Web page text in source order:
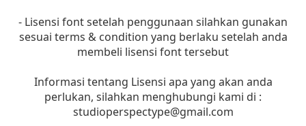
- Lisensi font setelah penggunaan silahkan gunakan
sesuai terms & condition yang berlaku setelah anda
membeli lisensi font tersebut
Informasi tentang Lisensi apa yang akan anda
perlukan, silahkan menghubungi kami di :
studioperspectype@gmail.com